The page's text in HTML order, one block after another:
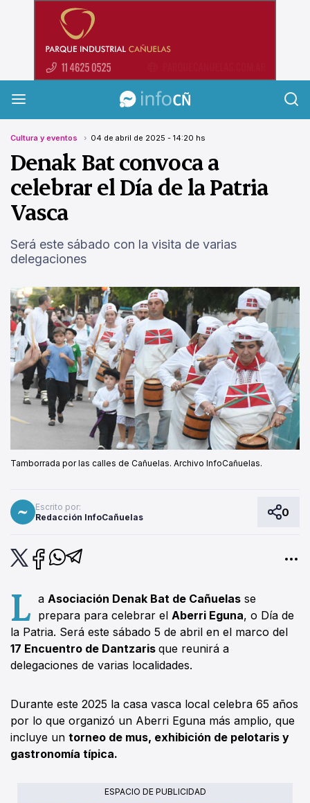
Cultura y eventos 04 de abril de 2025 - 14:20 hs
Denak Bat convoca a
celebrar el Día de la Patria
Vasca
Será este sábado con la visita de varias
delegaciones
Tamborrada por las calles de Cañuelas. Archivo InfoCañuelas.
Escrito por:
Redacción InfoCañuelas
0
L aAsociación Denak Bat de Cañuelas se
prepara para celebrar elAberri Eguna, o Día de
la Patria. Será este sábado 5 de abril en el marco del
17 Encuentro de Dantzaris que reunirá a
delegaciones de varias localidades.
Durante este 2025 la casa vasca local celebra 65 años
por lo que organizó un Aberri Eguna más amplio, que
incluye un torneo de mus, exhibición de pelotaris y
gastronomía típica.
ESPACIO DE PUBLICIDAD